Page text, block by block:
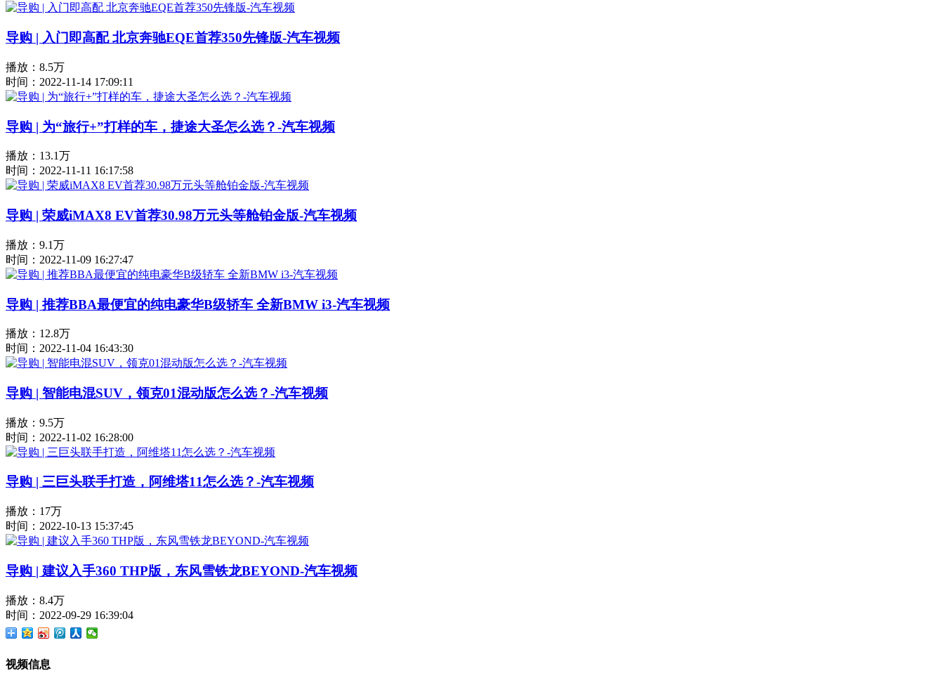
导购 | 入门即高配 北京奔驰EQE首荐350先锋版-汽车视频
播放：8.5万
时间：2022-11-14 17:09:11
导购 | 为“旅行+”打样的车，捷途大圣怎么选？-汽车视频
播放：13.1万
时间：2022-11-11 16:17:58
导购 | 荣威iMAX8 EV首荐30.98万元头等舱铂金版-汽车视频
播放：9.1万
时间：2022-11-09 16:27:47
导购 | 推荐BBA最便宜的纯电豪华B级轿车 全新BMW i3-汽车视频
播放：12.8万
时间：2022-11-04 16:43:30
导购 | 智能电混SUV，领克01混动版怎么选？-汽车视频
播放：9.5万
时间：2022-11-02 16:28:00
导购 | 三巨头联手打造，阿维塔11怎么选？-汽车视频
播放：17万
时间：2022-10-13 15:37:45
导购 | 建议入手360 THP版，东风雪铁龙BEYOND-汽车视频
播放：8.4万
时间：2022-09-29 16:39:04
视频信息